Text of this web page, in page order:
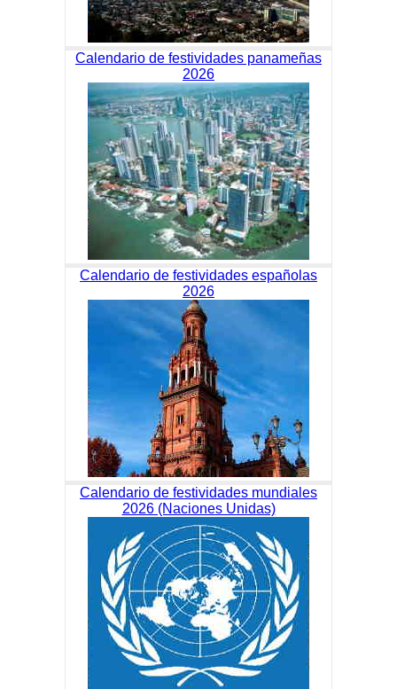
Calendario de festividades panameñas
2026
Calendario de festividades españolas
2026
Calendario de festividades mundiales
2026 (Naciones Unidas)